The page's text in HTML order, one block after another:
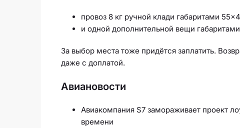
провоз 8 кг ручной клади габаритами
и одной дополнительной вещи
За выбор места тоже придётся заплатить.
даже с доплатой.
Авиановости
Авиакомпания S7 замораживает проект
времени